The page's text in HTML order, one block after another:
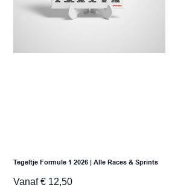
Tegeltje Formule 1 2026 | Alle Races & Sprints
Vanaf Prijs
€ 12,50